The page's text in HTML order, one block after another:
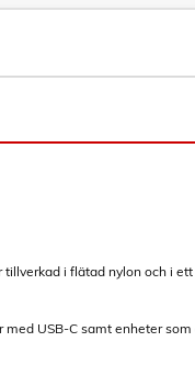
i flätad nylon och i
USB-C samt enheter som